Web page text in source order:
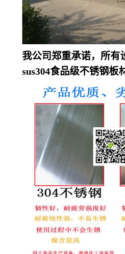
我公司郑重承诺，所有
sus304食品级不锈钢板